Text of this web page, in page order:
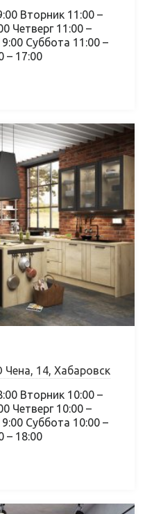
Вторник 11:00 –
Четверг 11:00 –
Суббота 11:00 –
– 17:00
Чена, 14, Хабаровск
Вторник 10:00 –
Четверг 10:00 –
Суббота 10:00 –
– 18:00